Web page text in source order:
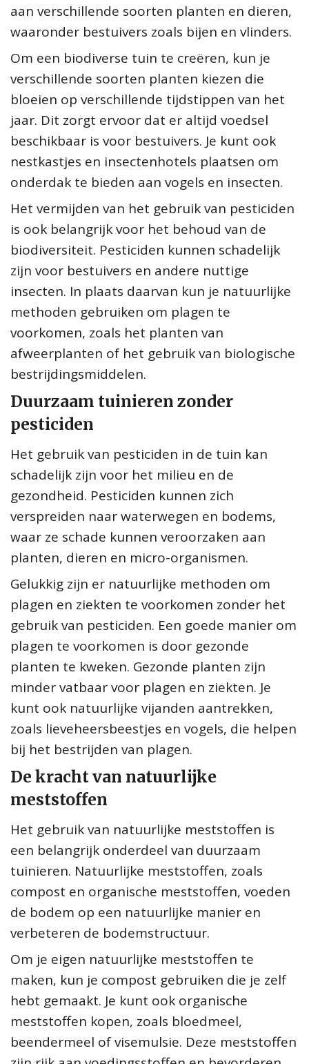
aan verschillende soorten planten en dieren,
waaronder bestuivers zoals bijen en vlinders.
Om een biodiverse tuin te creëren, kun je
verschillende soorten planten kiezen die
bloeien op verschillende tijdstippen van het
jaar. Dit zorgt ervoor dat er altijd voedsel
beschikbaar is voor bestuivers. Je kunt ook
nestkastjes en insectenhotels plaatsen om
onderdak te bieden aan vogels en insecten.
Het vermijden van het gebruik van pesticiden
is ook belangrijk voor het behoud van de
biodiversiteit. Pesticiden kunnen schadelijk
zijn voor bestuivers en andere nuttige
insecten. In plaats daarvan kun je natuurlijke
methoden gebruiken om plagen te
voorkomen, zoals het planten van
afweerplanten of het gebruik van biologische
bestrijdingsmiddelen.
Duurzaam tuinieren zonder
pesticiden
Het gebruik van pesticiden in de tuin kan
schadelijk zijn voor het milieu en de
gezondheid. Pesticiden kunnen zich
verspreiden naar waterwegen en bodems,
waar ze schade kunnen veroorzaken aan
planten, dieren en micro-organismen.
Gelukkig zijn er natuurlijke methoden om
plagen en ziekten te voorkomen zonder het
gebruik van pesticiden. Een goede manier om
plagen te voorkomen is door gezonde
planten te kweken. Gezonde planten zijn
minder vatbaar voor plagen en ziekten. Je
kunt ook natuurlijke vijanden aantrekken,
zoals lieveheersbeestjes en vogels, die helpen
bij het bestrijden van plagen.
De kracht van natuurlijke
meststoffen
Het gebruik van natuurlijke meststoffen is
een belangrijk onderdeel van duurzaam
tuinieren. Natuurlijke meststoffen, zoals
compost en organische meststoffen, voeden
de bodem op een natuurlijke manier en
verbeteren de bodemstructuur.
Om je eigen natuurlijke meststoffen te
maken, kun je compost gebruiken die je zelf
hebt gemaakt. Je kunt ook organische
meststoffen kopen, zoals bloedmeel,
beendermeel of visemulsie. Deze meststoffen